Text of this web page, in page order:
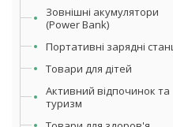
Зовнішні акумулятори
(Power Bank)
Портативні зарядні
Товари для дітей
Активний відпочинок та
туризм